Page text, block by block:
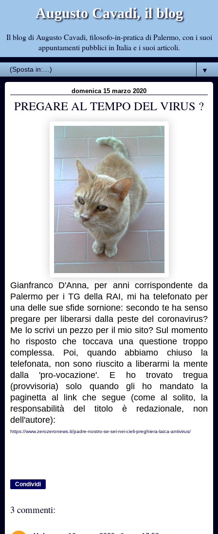
Augusto Cavadi, il blog
Il blog di Augusto Cavadi, filosofo-in-pratica di Palermo, con i suoi
appuntamenti pubblici in Italia e i suoi articoli.
▼
domenica 15 marzo 2020
PREGARE AL TEMPO DEL VIRUS ?
Gianfranco D'Anna, per anni corrispondente da
Palermo per i TG della RAI, mi ha telefonato per
una delle sue sfide sornione: secondo te ha senso
pregare per liberarsi dalla peste del coronavirus?
Me lo scrivi un pezzo per il mio sito? Sul momento
ho risposto che toccava una questione troppo
complessa. Poi, quando abbiamo chiuso la
telefonata, non sono riuscito a liberarmi la mente
dalla 'pro-vocazione'. E ho trovato tregua
(provvisoria) solo quando gli ho mandato la
paginetta al link che segue (come al solito, la
responsabilità del titolo è redazionale, non
dell'autore):
https://www.zerozeronews.it/padre-nostro-se-sei-nei-cieli-preghiera-laica-antivirus/
Condividi
3 commenti: